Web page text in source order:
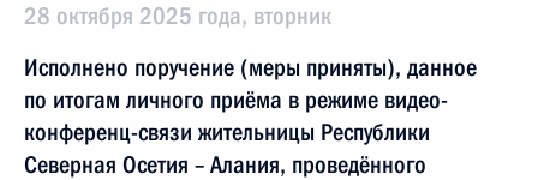
28 октября 2025 года, вторник
Исполнено поручение (меры приняты), данное
по итогам личного приёма в режиме видео-
конференц-связи жительницы Республики
Северная Осетия – Алания, проведённого